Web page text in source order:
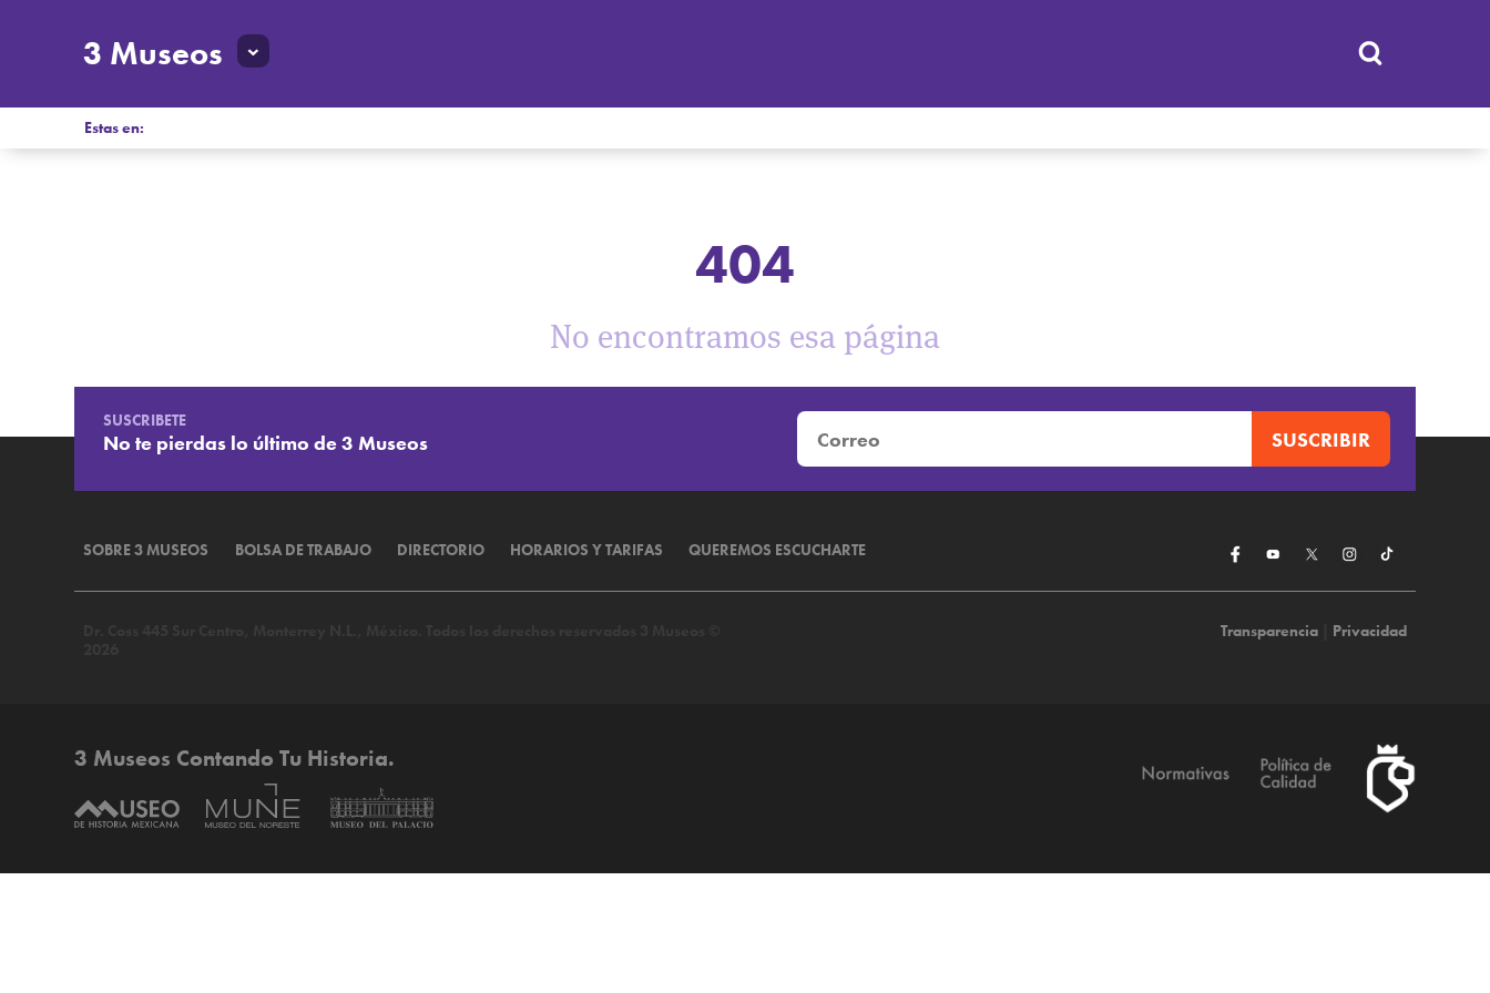
3 Museos
Estas en:
404
No encontramos esa página
SUSCRIBETE
No te pierdas lo último de 3 Museos
SOBRE 3 MUSEOS BOLSA DE TRABAJO DIRECTORIO HORARIOS Y TARIFAS QUEREMOS ESCUCHARTE
Transparencia| Privacidad
3 Museos Contando Tu Historia.